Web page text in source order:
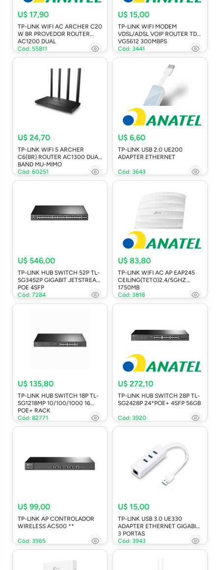
U$ 17,90
TP-LINK WIFI AC ARCHER C20
W BR PROVEDOR ROUTER
AC1200 DUAL
Cód: 55811
U$ 15,00
TP-LINK WIFI MODEM
VDSL/ADSL VOIP ROUTER TD-
VG5612 300MBPS
Cód: 3441
U$ 24,70
TP-LINK WIFI 5 ARCHER
C6(BR) ROUTER AC1300 DUAL
BAND MU-MIMO
Cód: 60251
U$ 6,60
TP-LINK USB 2.0 UE200
ADAPTER ETHERNET
Cód: 3643
U$ 546,00
TP-LINK HUB SWITCH 52P TL-
SG3452P GIGABIT JETSTREAM
POE 4SFP
Cód: 7284
U$ 83,80
TP-LINK WIFI AC AP EAP245
CEILING(TETO)2.4/5GHZ
1750MB
Cód: 3818
U$ 135,80
TP-LINK HUB SWITCH 18P TL-
SG1218MP 10/100/1000 16
POE+ RACK
Cód: 82771
U$ 272,10
TP-LINK HUB SWITCH 28P TL-
SG2428P 24*POE+ 4SFP 56GB
Cód: 3920
U$ 99,00
TP-LINK AP CONTROLADOR
WIRELESS AC500 **
Cód: 3965
U$ 15,00
TP-LINK USB 3.0 UE330
ADAPTER ETHERNET GIGABIT
3 PORTAS
Cód: 3943